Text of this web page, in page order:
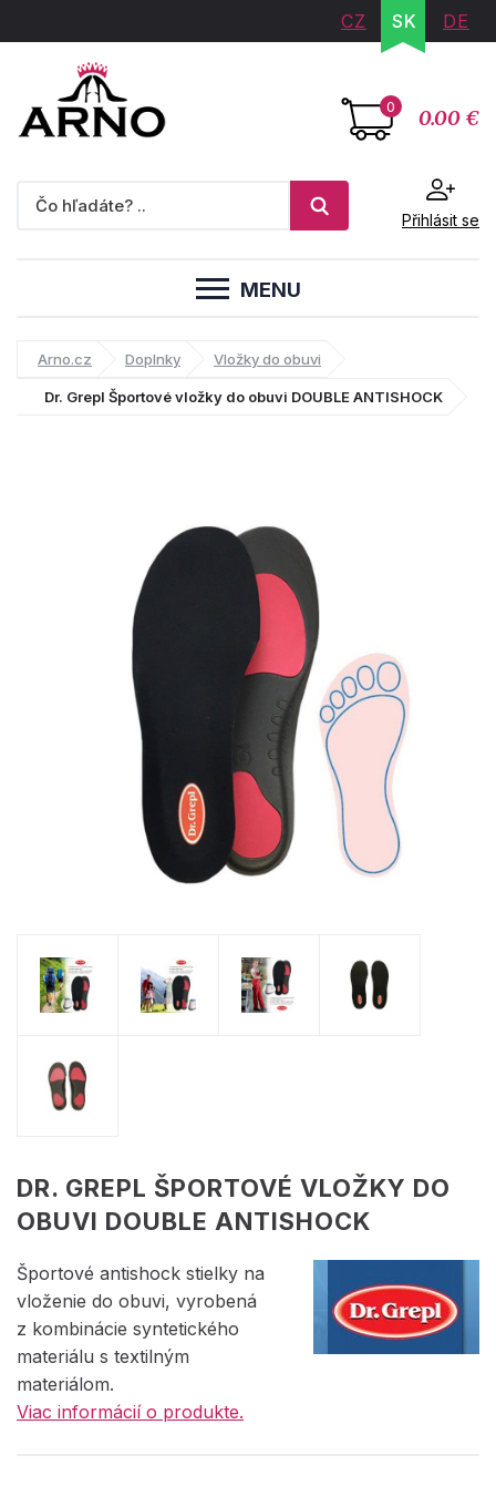
CZ SK DE
0 0.00 €
Přihlásit se
MENU
Arno.cz Doplnky Vložky do obuvi
Dr. Grepl Športové vložky do obuvi DOUBLE ANTISHOCK
DR. GREPL ŠPORTOVÉ VLOŽKY DO
OBUVI DOUBLE ANTISHOCK
Športové antishock stielky na
vloženie do obuvi, vyrobená
z kombinácie syntetického
materiálu s textilným
materiálom.
Viac informácií o produkte.